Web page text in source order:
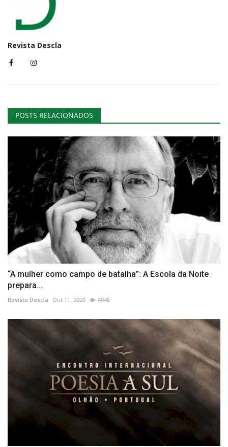
Revista Descla
POSTS RELACIONADOS
“A mulher como campo de batalha”: A Escola da Noite
prepara...
Revista Descla Out 11, 2020 4046